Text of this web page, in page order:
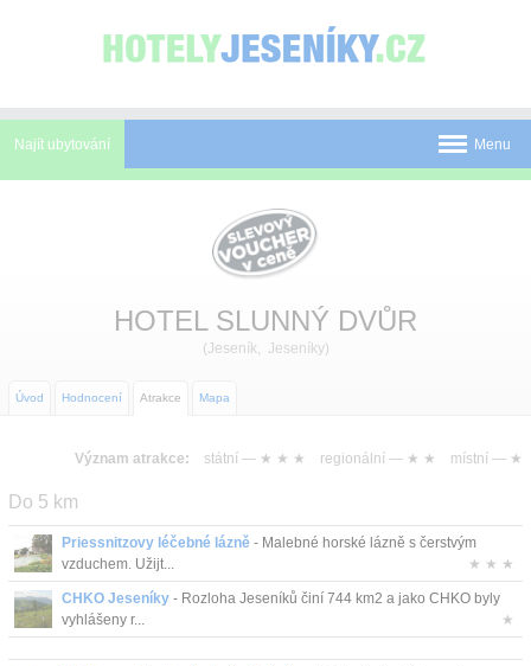
Najít ubytování
O Jeseníkách
Kontakt
Menu
HOTEL SLUNNÝ DVŮR
(Jeseník, Jeseníky)
Úvod Hodnocení Atrakce Mapa
Význam atrakce: státní — ★ ★ ★ regionální — ★ ★ místní — ★
Do 5 km
Priessnitzovy léčebné lázně - Malebné horské lázně s čerstvým
vzduchem. Užijt...
★ ★ ★
CHKO Jeseníky - Rozloha Jeseníků činí 744 km2 a jako CHKO byly
vyhlášeny r...
★